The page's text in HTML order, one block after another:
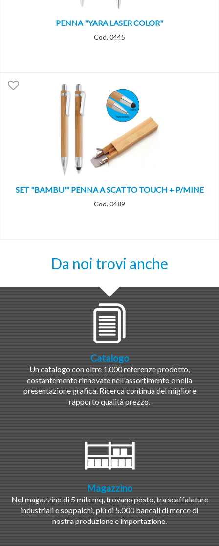
PENNA "YARA LASER COLOR"
Cod. 0445
SET "BAMBU'" PENNA A SCATTO TOUCH + P/MINE
Cod. 0489
Da noi trovi anche
Catalogo
Un catalogo con oltre 1.000 referenze prodotto,
costantemente rinnovate nell'assortimento e nella
presentazione grafica. Ricerca continua del migliore
rapporto qualità prezzo.
Magazzino
Nel magazzino di 5 mila mq, trovano posto, tra scaffalature
industriali e soppalchi, più di 5.000 bancali di merce di
nostra produzione e importazione.